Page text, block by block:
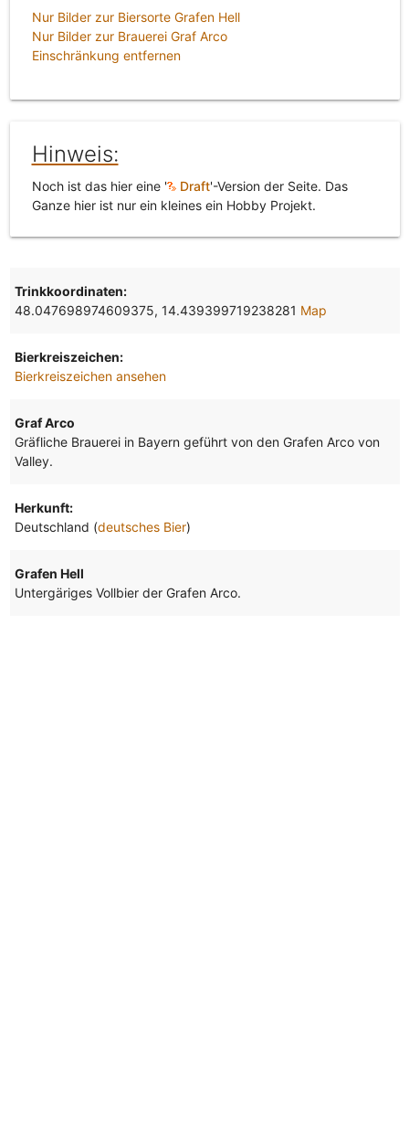
Nur Bilder zur Biersorte Grafen Hell
Nur Bilder zur Brauerei Graf Arco
Einschränkung entfernen
Hinweis:
Noch ist das hier eine ' Draft'-Version der Seite. Das
Ganze hier ist nur ein kleines ein Hobby Projekt.
Trinkkoordinaten:
48.047698974609375, 14.439399719238281 Map
Bierkreiszeichen:
Bierkreiszeichen ansehen
Graf Arco
Gräfliche Brauerei in Bayern geführt von den Grafen Arco von
Valley.
Herkunft:
Deutschland (deutsches Bier)
Grafen Hell
Untergäriges Vollbier der Grafen Arco.